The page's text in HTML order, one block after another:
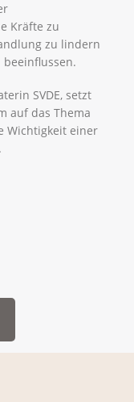
Kräfte zu
zu lindern
SVDE, setzt
auf das Thema
Wichtigkeit einer